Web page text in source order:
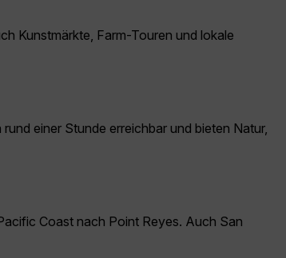
Kunstmärkte, Farm-Touren und lokale
einer Stunde erreichbar und bieten Natur,
Coast nach Point Reyes. Auch San